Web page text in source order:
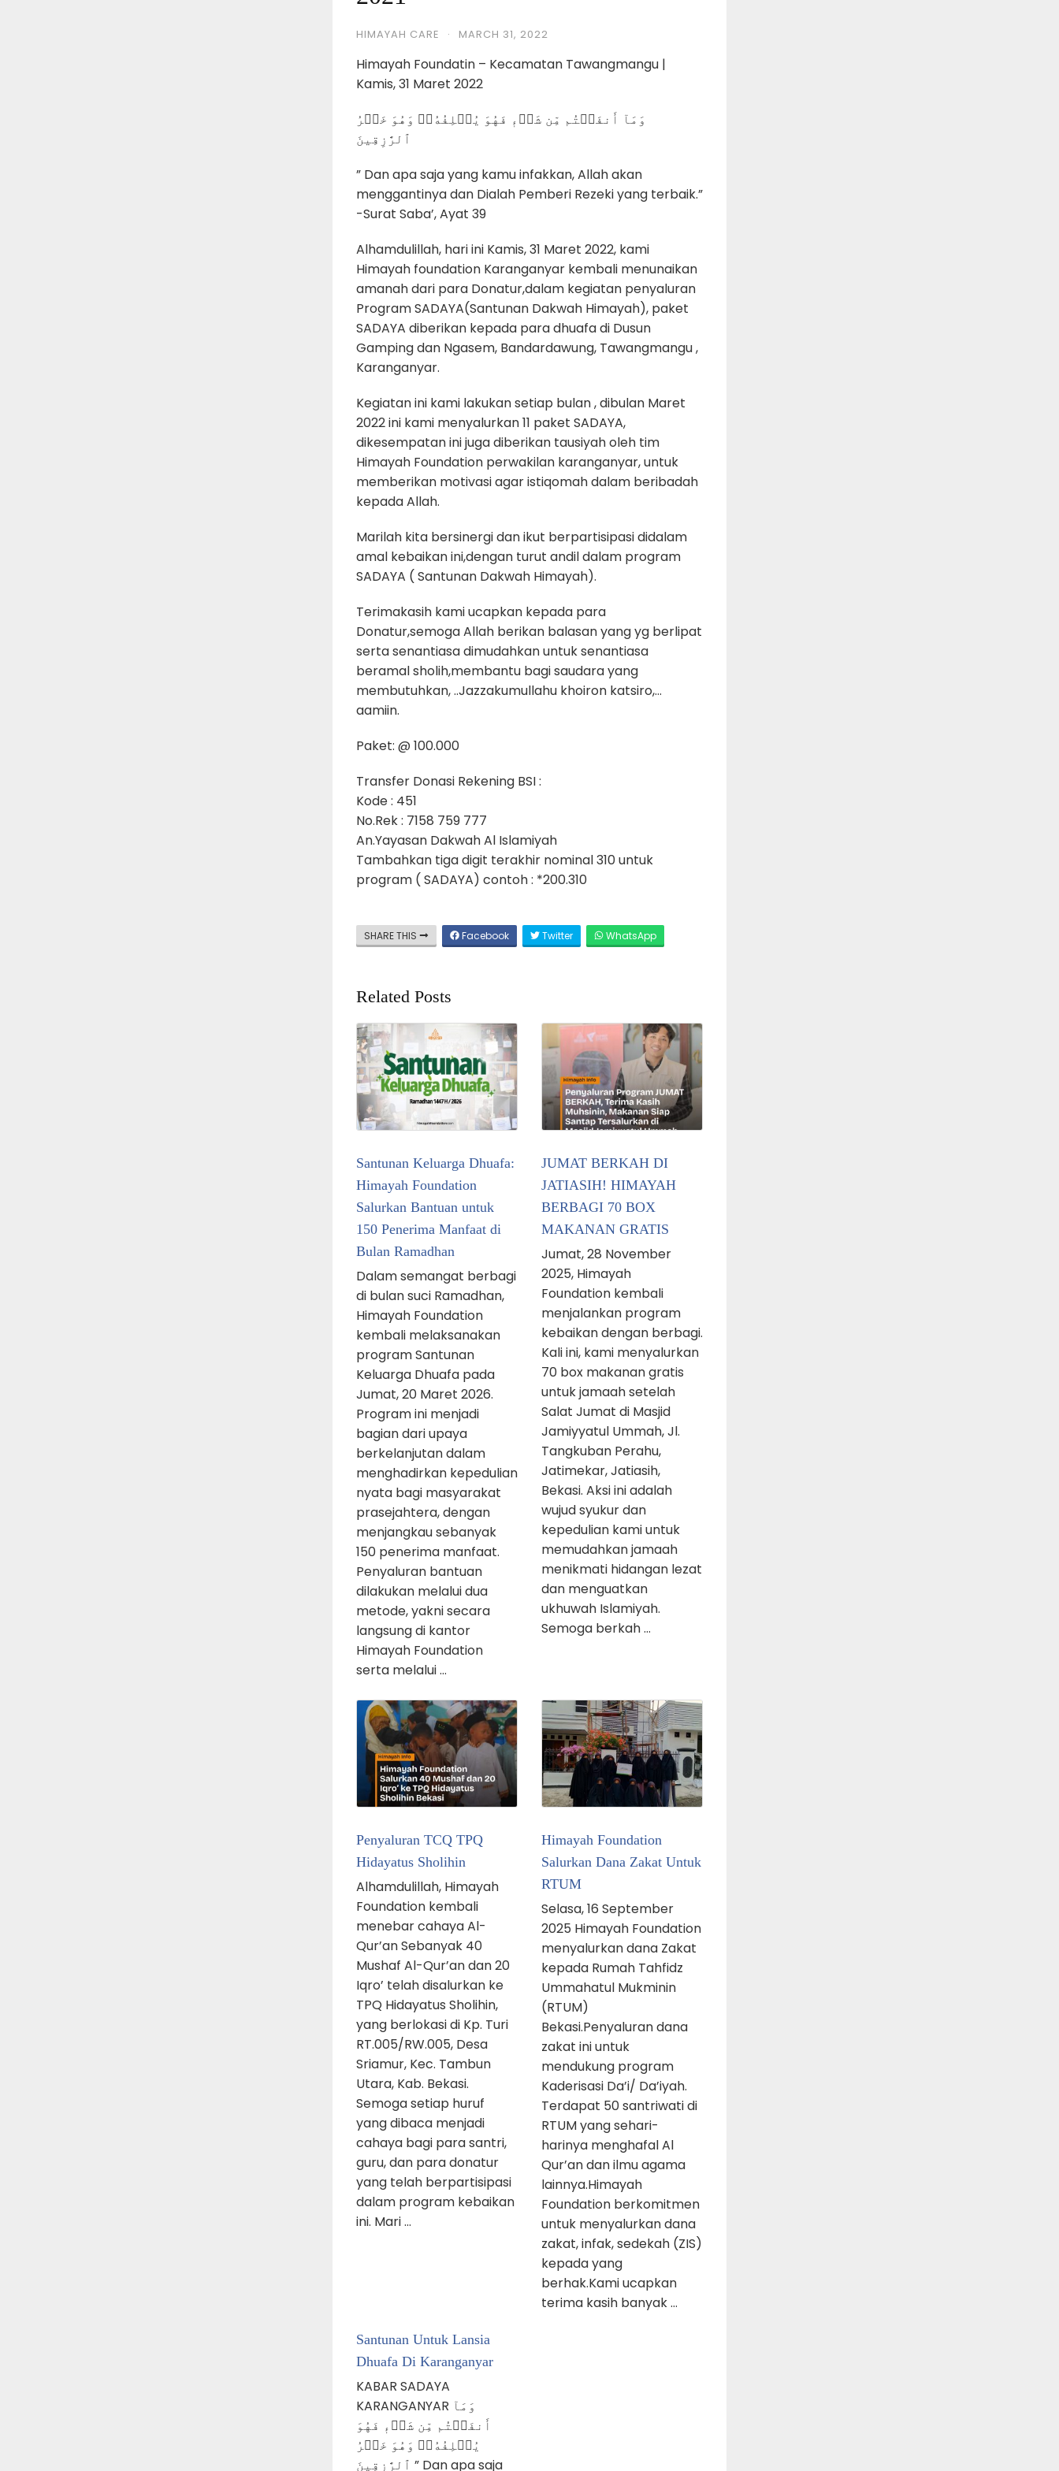
HIMAYAH CARE · MARCH 31, 2022
Himayah Foundatin – Kecamatan Tawangmangu |
Kamis, 31 Maret 2022
وَمَآ أَنفَقۡتُم مِّن شَيۡءٖ فَهُوَ يُخۡلِفُهُۥۖ وَهُوَ خَيۡرُ
ٱلرَّٰزِقِينَ
” Dan apa saja yang kamu infakkan, Allah akan
menggantinya dan Dialah Pemberi Rezeki yang terbaik.”
-Surat Saba’, Ayat 39
Alhamdulillah, hari ini Kamis, 31 Maret 2022, kami
Himayah foundation Karanganyar kembali menunaikan
amanah dari para Donatur,dalam kegiatan penyaluran
Program SADAYA(Santunan Dakwah Himayah), paket
SADAYA diberikan kepada para dhuafa di Dusun
Gamping dan Ngasem, Bandardawung, Tawangmangu ,
Karanganyar.
Kegiatan ini kami lakukan setiap bulan , dibulan Maret
2022 ini kami menyalurkan 11 paket SADAYA,
dikesempatan ini juga diberikan tausiyah oleh tim
Himayah Foundation perwakilan karanganyar, untuk
memberikan motivasi agar istiqomah dalam beribadah
kepada Allah.
Marilah kita bersinergi dan ikut berpartisipasi didalam
amal kebaikan ini,dengan turut andil dalam program
SADAYA ( Santunan Dakwah Himayah).
Terimakasih kami ucapkan kepada para
Donatur,semoga Allah berikan balasan yang yg berlipat
serta senantiasa dimudahkan untuk senantiasa
beramal sholih,membantu bagi saudara yang
membutuhkan, ..Jazzakumullahu khoiron katsiro,…
aamiin.
Paket: @ 100.000
Transfer Donasi Rekening BSI :
Kode : 451
No.Rek : 7158 759 777
An.Yayasan Dakwah Al Islamiyah
Tambahkan tiga digit terakhir nominal 310 untuk
program ( SADAYA) contoh : *200.310
SHARE THIS Facebook Twitter WhatsApp
Related Posts
Santunan Keluarga Dhuafa:
Himayah Foundation
Salurkan Bantuan untuk
150 Penerima Manfaat di
Bulan Ramadhan
Dalam semangat berbagi
di bulan suci Ramadhan,
Himayah Foundation
kembali melaksanakan
program Santunan
Keluarga Dhuafa pada
Jumat, 20 Maret 2026.
Program ini menjadi
bagian dari upaya
berkelanjutan dalam
menghadirkan kepedulian
nyata bagi masyarakat
prasejahtera, dengan
menjangkau sebanyak
150 penerima manfaat.
Penyaluran bantuan
dilakukan melalui dua
metode, yakni secara
langsung di kantor
Himayah Foundation
serta melalui …
JUMAT BERKAH DI
JATIASIH! HIMAYAH
BERBAGI 70 BOX
MAKANAN GRATIS
Jumat, 28 November
2025, Himayah
Foundation kembali
menjalankan program
kebaikan dengan berbagi.
Kali ini, kami menyalurkan
70 box makanan gratis
untuk jamaah setelah
Salat Jumat di Masjid
Jamiyyatul Ummah, Jl.
Tangkuban Perahu,
Jatimekar, Jatiasih,
Bekasi. Aksi ini adalah
wujud syukur dan
kepedulian kami untuk
memudahkan jamaah
menikmati hidangan lezat
dan menguatkan
ukhuwah Islamiyah.
Semoga berkah …
Penyaluran TCQ TPQ
Hidayatus Sholihin
Alhamdulillah, Himayah
Foundation kembali
menebar cahaya Al-
Qur’an Sebanyak 40
Mushaf Al-Qur’an dan 20
Iqro’ telah disalurkan ke
TPQ Hidayatus Sholihin,
yang berlokasi di Kp. Turi
RT.005/RW.005, Desa
Sriamur, Kec. Tambun
Utara, Kab. Bekasi.
Semoga setiap huruf
yang dibaca menjadi
cahaya bagi para santri,
guru, dan para donatur
yang telah berpartisipasi
dalam program kebaikan
ini. Mari …
Himayah Foundation
Salurkan Dana Zakat Untuk
RTUM
Selasa, 16 September
2025 Himayah Foundation
menyalurkan dana Zakat
kepada Rumah Tahfidz
Ummahatul Mukminin
(RTUM)
Bekasi.Penyaluran dana
zakat ini untuk
mendukung program
Kaderisasi Da’i/ Da’iyah.
Terdapat 50 santriwati di
RTUM yang sehari-
harinya menghafal Al
Qur’an dan ilmu agama
lainnya.Himayah
Foundation berkomitmen
untuk menyalurkan dana
zakat, infak, sedekah (ZIS)
kepada yang
berhak.Kami ucapkan
terima kasih banyak …
Santunan Untuk Lansia
Dhuafa Di Karanganyar
KABAR SADAYA
KARANGANYAR وَمَآ
أَنفَقۡتُم مِّن شَيۡءٖ فَهُوَ
يُخۡلِفُهُۥۖ وَهُوَ خَيۡرُ
ٱلرَّٰزِقِينَ ” Dan apa saja